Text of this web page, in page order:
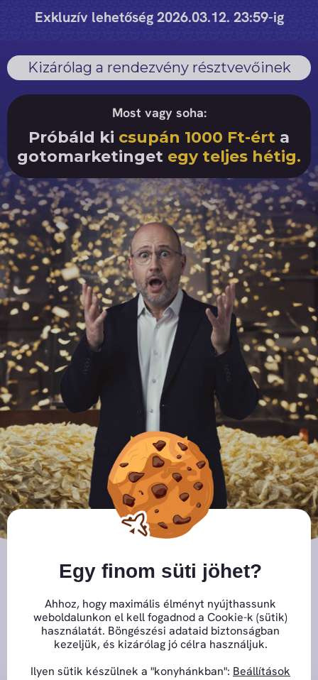
KihagyásExkluzív lehetőség 2026.03.12. 23:59-ig
Kizárólag a rendezvény résztvevőinek
Most vagy soha:
Próbáld ki csupán 1000 Ft-ért a
gotomarketinget egy teljes hétig.
Csupán 1000 Ft-ért most
bekukucskálhatsz a
gotomarketingbe:
Egy finom süti jöhet?
Ahhoz, hogy maximális élményt nyújthassunk
weboldalunkon el kell fogadnod a Cookie-k (sütik)
használatát. Böngészési adataid biztonságban
kezeljük, és kizárólag jó célra használjuk.
Ilyen sütik készülnek a "konyhánkban": Beállítások
Close GDPR Cookie Banner